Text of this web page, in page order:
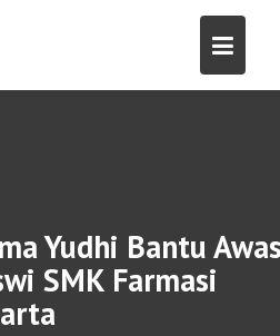
Yudhi Bantu
SMK Farmasi